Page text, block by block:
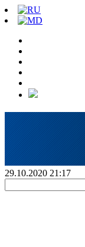
29.10.2020 21:17